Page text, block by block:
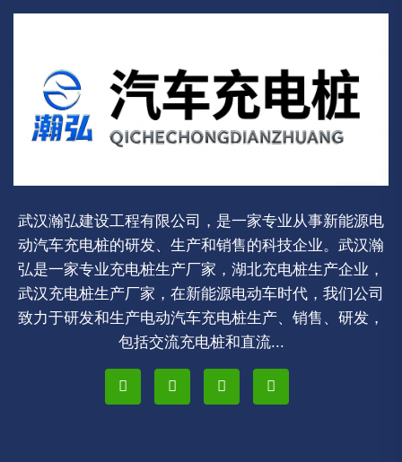
武汉瀚弘建设工程有限公司，是一家专业从事新能源电
动汽车充电桩的研发、生产和销售的科技企业。武汉瀚
弘是一家专业充电桩生产厂家，湖北充电桩生产企业，
武汉充电桩生产厂家，在新能源电动车时代，我们公司
致力于研发和生产电动汽车充电桩生产、销售、研发，
包括交流充电桩和直流...